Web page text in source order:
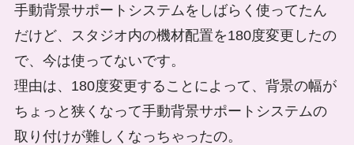
手動背景サポートシステムをしばらく使ってたん
だけど、スタジオ内の機材配置を180度変更したの
で、今は使ってないです。
理由は、180度変更することによって、背景の幅が
ちょっと狭くなって手動背景サポートシステムの
取り付けが難しくなっちゃったの。